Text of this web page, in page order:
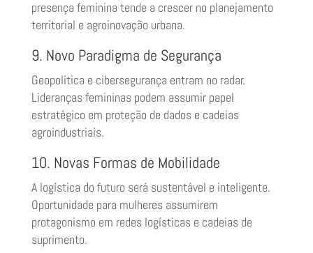
presença feminina tende a crescer no planejamento
territorial e agroinovação urbana.
9. Novo Paradigma de Segurança
Geopolítica e cibersegurança entram no radar.
Lideranças femininas podem assumir papel
estratégico em proteção de dados e cadeias
agroindustriais.
10. Novas Formas de Mobilidade
A logística do futuro será sustentável e inteligente.
Oportunidade para mulheres assumirem
protagonismo em redes logísticas e cadeias de
suprimento.